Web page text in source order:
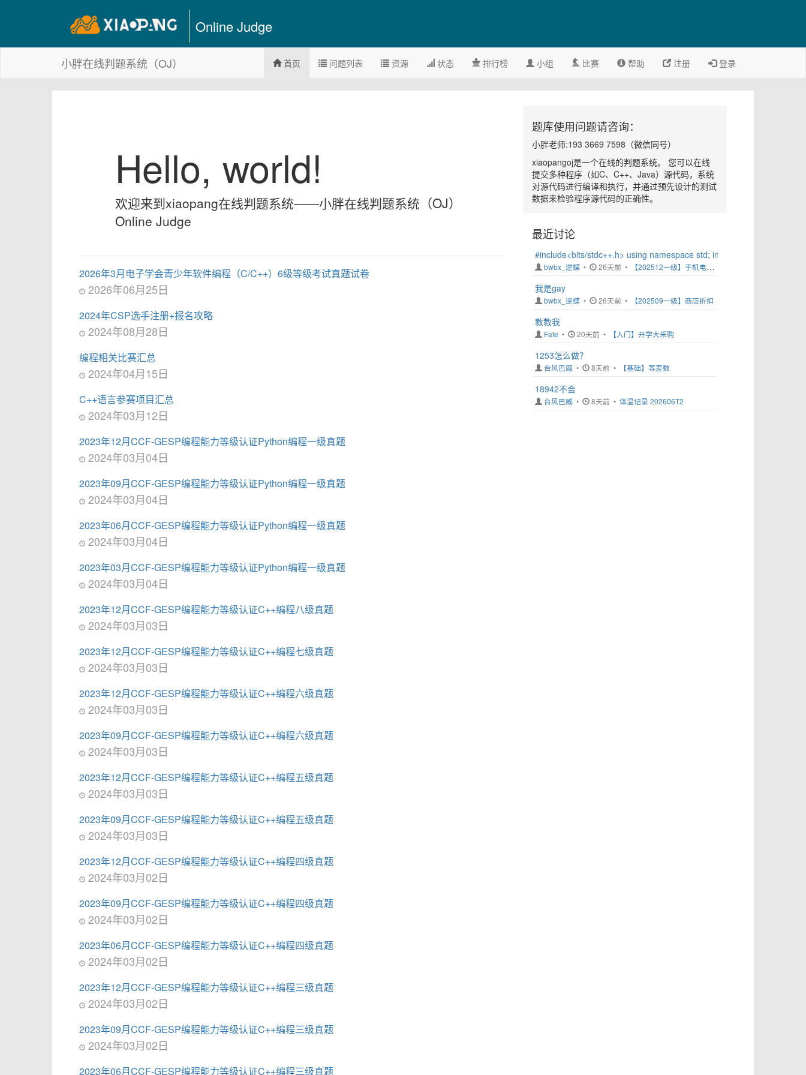
Online Judge
小胖在线判题系统（OJ） 首页 问题列表 资源 状态 排行榜 小组 比赛 帮助 注册 登录
Hello, world!
欢迎来到xiaopang在线判题系统——小胖在线判题系统（OJ）
Online Judge
2026年3月电子学会青少年软件编程（C/C++）6级等级考试真题试卷
2026年06月25日
2024年CSP选手注册+报名攻略
2024年08月28日
编程相关比赛汇总
2024年04月15日
C++语言参赛项目汇总
2024年03月12日
2023年12月CCF-GESP编程能力等级认证Python编程一级真题
2024年03月04日
2023年09月CCF-GESP编程能力等级认证Python编程一级真题
2024年03月04日
2023年06月CCF-GESP编程能力等级认证Python编程一级真题
2024年03月04日
2023年03月CCF-GESP编程能力等级认证Python编程一级真题
2024年03月04日
2023年12月CCF-GESP编程能力等级认证C++编程八级真题
2024年03月03日
2023年12月CCF-GESP编程能力等级认证C++编程七级真题
2024年03月03日
2023年12月CCF-GESP编程能力等级认证C++编程六级真题
2024年03月03日
2023年09月CCF-GESP编程能力等级认证C++编程六级真题
2024年03月03日
2023年12月CCF-GESP编程能力等级认证C++编程五级真题
2024年03月03日
2023年09月CCF-GESP编程能力等级认证C++编程五级真题
2024年03月03日
2023年12月CCF-GESP编程能力等级认证C++编程四级真题
2024年03月02日
2023年09月CCF-GESP编程能力等级认证C++编程四级真题
2024年03月02日
2023年06月CCF-GESP编程能力等级认证C++编程四级真题
2024年03月02日
2023年12月CCF-GESP编程能力等级认证C++编程三级真题
2024年03月02日
2023年09月CCF-GESP编程能力等级认证C++编程三级真题
2024年03月02日
2023年06月CCF-GESP编程能力等级认证C++编程三级真题
题库使用问题请咨询：
小胖老师:193 3669 7598（微信同号）
xiaopangoj是一个在线的判题系统。 您可以在线
提交多种程序（如C、C++、Java）源代码，系统
对源代码进行编译和执行，并通过预先设计的测试
数据来检验程序源代码的正确性。
最近讨论
#include<bits/stdc++.h> using namespace std; int main(){ return 0; }
bwbx_逆蝶 • 26天前 • 【202512一级】手机电量显示
我是gay
bwbx_逆蝶 • 26天前 • 【202509一级】商店折扣
教教我
Fate • 20天前 • 【入门】开学大釆购
1253怎么做？
台风巴威 • 8天前 • 【基础】等差数
18942不会
台风巴威 • 8天前 • 体温记录 202606T2